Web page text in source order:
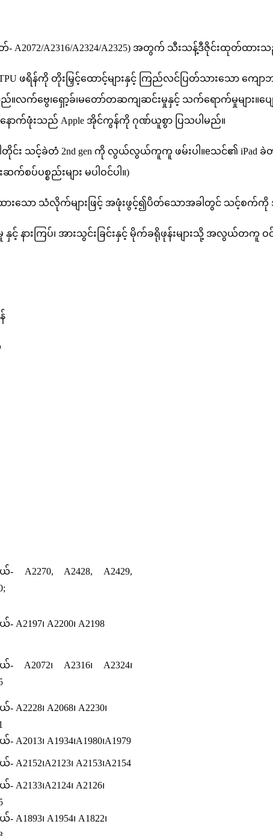
ပါတ်- A2072/A2316/A2324/A2325) အတွက် သီးသန့်ဒီဇိုင်းထုတ်ထာ
TPU ဖရိန်ကို တိုးမြှင့်ထောင့်များနှင့် ကြည်လင်ပြတ်သားသော ကျ
ည်။လက်ဗွေ၊ရှော့ခ်၊မတော်တဆကျဆင်းမှုနှင့် သက်ရောက်မှုများ။ပ
ာက်ဖုံးသည် Apple အိုင်ကွန်ကို ဂုဏ်ယူစွာ ပြသပါမည်။
တိုင်း သင့်ခဲတံ 2nd gen ကို လွယ်လွယ်ကူကူ ဖမ်းပါ။eသင်၏ iPad
စပ်ပစ္စည်းများ မပါဝင်ပါ။)
ားသော သံလိုက်များဖြင့် အဖုံးဖွင့်၍ပိတ်သောအခါတွင် သင့်
ားကြပ်၊ အားသွင်းခြင်းနှင့် မိုက်ခရိုဖုန်းများသို့ အလွယ်တကူ ဝ
ယ်- A2270, A2428, A2429,
- A2197၊ A2200၊ A2198
- A2072၊ A2316၊ A2324၊
A2228၊ A2068၊ A2230၊
A2013၊ A1934၊A1980၊A1979
A2152၊A2123၊ A2153၊A2154
A2133၊A2124၊ A2126၊
A1893၊ A1954၊ A1822၊